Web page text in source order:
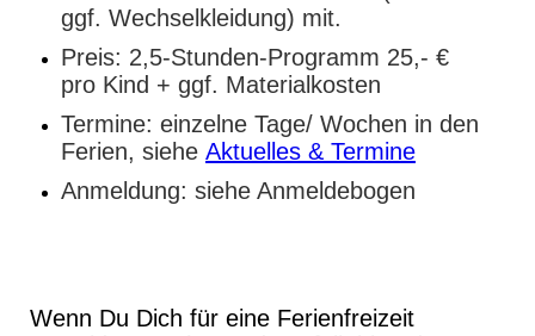
ggf. Wechselkleidung) mit.
Preis: 2,5-Stunden-Programm 25,- €
pro Kind + ggf. Materialkosten
Termine: einzelne Tage/ Wochen in den
Ferien, siehe Aktuelles & Termine
Anmeldung: siehe Anmeldebogen
Wenn Du Dich für eine Ferienfreizeit